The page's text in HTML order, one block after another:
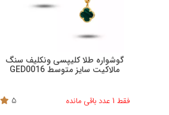
گوشواره طلا کلیپسی ونکلیف سنگ
مالاکیت سایز متوسط GED0016
فقط 1 عدد باقی مانده 5